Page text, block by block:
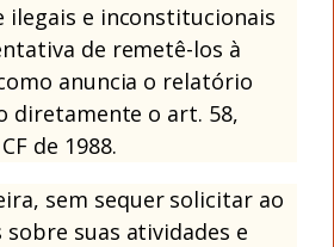
ilegais e inconstitucionais
de remetê-los à
anuncia o relatório
diretamente o art. 58,
de 1988.
sem sequer solicitar ao
sobre suas atividades e